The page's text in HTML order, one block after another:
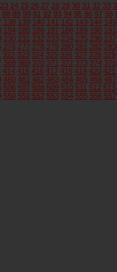
23 24 25 26 27 28 29 30 31 32 33
88 89 90 91 92 93 94 95 96 97 98
138 139 140 141 142 143 144 145
184 185 186 187 188 189 190 191
230 231 232 233 234 235 236 237
276 277 278 279 280 281 282 283
322 323 324 325 326 327 328 329
368 369 370 371 372 373 374 375
414 415 416 417 418 419 420 421
460 461 462 463 464 465 466 467
506 507 508 509 510 511 512 513
550 551 552 553 554 555 556 557